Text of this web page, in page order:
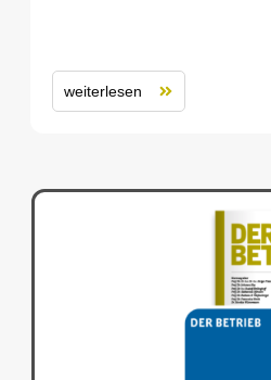
weiterlesen